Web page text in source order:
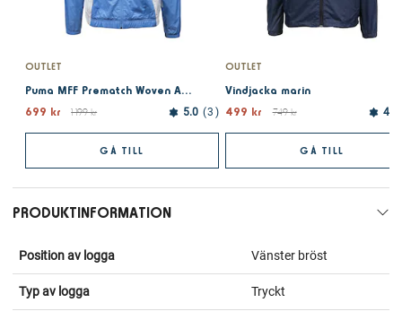
OUTLET
Puma MFF Prematch Woven Anthem Jacket Light blue
699 kr
1 199 kr 5.0 3
GÅ TILL
OUTLET
Vindjacka marin
499 kr
749 kr 4.9
GÅ TILL
PRODUKTINFORMATION
Position av logga Vänster bröst
Typ av logga Tryckt